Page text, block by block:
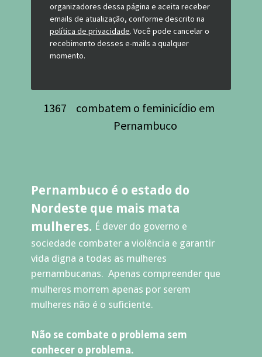
organizadores dessa página e aceita receber
emails de atualização, conforme descrito na
política de privacidade. Você pode cancelar o
recebimento desses e-mails a qualquer
momento.
1367
combatem o feminicídio em
Pernambuco
Pernambuco é o estado do
Nordeste que mais mata
mulheres. É dever do governo e
sociedade combater a violência e garantir
vida digna a todas as mulheres
pernambucanas.  Apenas compreender que
mulheres morrem apenas por serem
mulheres não é o suficiente.
Não se combate o problema sem
conhecer o problema.